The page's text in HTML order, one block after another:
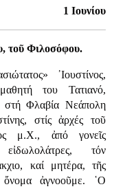
1 Ιουνίου
τοῦ Φιλοσόφου.
᾿Ιουστίνος,
του Τατιανό,
στή Φλαβία Νεάπολη
στίς ἀρχές τοῦ
μ.Χ., ἀπό γονεῖς
τόν
καί μητέρα, τῆς
ὄνομα ἀγνοοῦμε. ῾Ο